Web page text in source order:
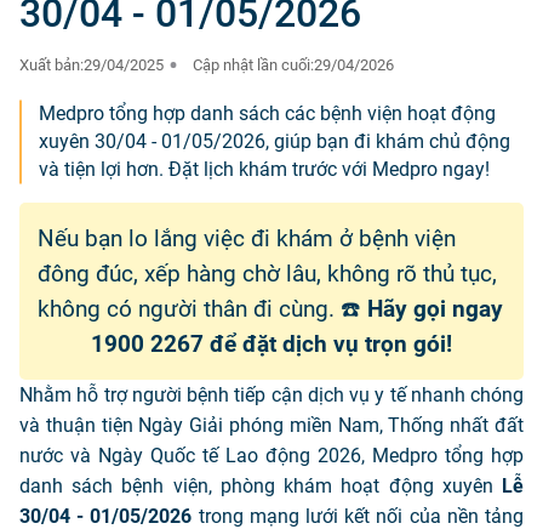
30/04 - 01/05/2026
Xuất bản:29/04/2025 Cập nhật lần cuối:29/04/2026
Medpro tổng hợp danh sách các bệnh viện hoạt động
xuyên 30/04 - 01/05/2026, giúp bạn đi khám chủ động
và tiện lợi hơn. Đặt lịch khám trước với Medpro ngay!
Nếu bạn lo lắng việc đi khám ở bệnh viện
đông đúc, xếp hàng chờ lâu, không rõ thủ tục,
không có người thân đi cùng. ☎️ Hãy gọi ngay
1900 2267 để đặt dịch vụ trọn gói!
Nhằm hỗ trợ người bệnh tiếp cận dịch vụ y tế nhanh chóng
và thuận tiện Ngày Giải phóng miền Nam, Thống nhất đất
nước và Ngày Quốc tế Lao động 2026, Medpro tổng hợp
danh sách bệnh viện, phòng khám hoạt động xuyên Lễ
30/04 - 01/05/2026 trong mạng lưới kết nối của nền tảng